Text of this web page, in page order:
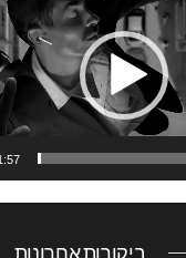
ביקורות אחרונות